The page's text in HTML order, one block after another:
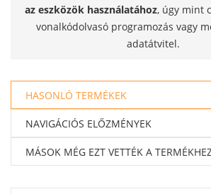
az eszközök használatához, úgy mint
vonalkódolvasó programozás vagy
adatátvitel.
HASONLÓ TERMÉKEK
NAVIGÁCIÓS ELŐZMÉNYEK
MÁSOK MÉG EZT VETTÉK A